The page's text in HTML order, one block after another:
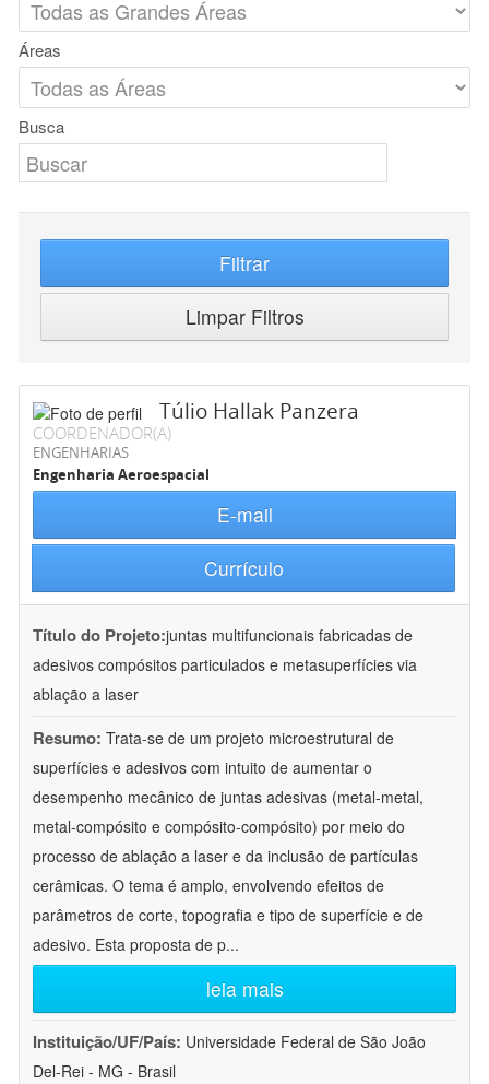
Áreas
Busca
Filtrar
Limpar Filtros
Túlio Hallak Panzera
COORDENADOR(A)
ENGENHARIAS
Engenharia Aeroespacial
E-mail
Currículo
Título do Projeto:juntas multifuncionais fabricadas de
adesivos compósitos particulados e metasuperfícies via
ablação a laser
Resumo: Trata-se de um projeto microestrutural de
superfícies e adesivos com intuito de aumentar o
desempenho mecânico de juntas adesivas (metal-metal,
metal-compósito e compósito-compósito) por meio do
processo de ablação a laser e da inclusão de partículas
cerâmicas. O tema é amplo, envolvendo efeitos de
parâmetros de corte, topografia e tipo de superfície e de
adesivo. Esta proposta de p...
leia mais
Instituição/UF/País: Universidade Federal de São João
Del-Rei - MG - Brasil